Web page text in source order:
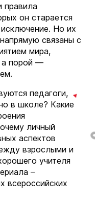
правила
он старается
Но их
связаны с
мира,
а порой —
педагоги,
в школе? Какие
личный
аспектов
взрослыми и
учителя
–
всероссийских